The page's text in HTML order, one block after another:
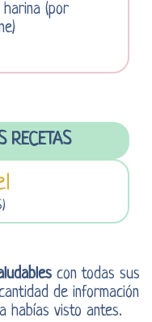
harina (por
RECETAS
con todas sus
de información
habías visto antes.